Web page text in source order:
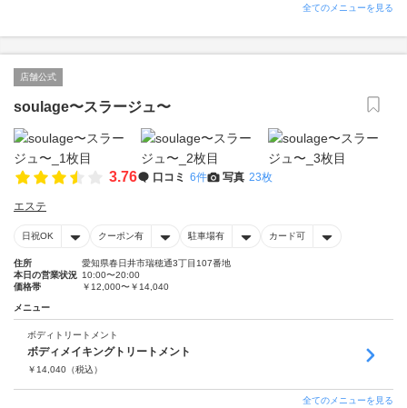
全てのメニューを見る
店舗公式
soulage〜スラージュ〜
3.76 口コミ 6件 写真 23枚
エステ
日祝OK クーポン有 駐車場有 カード可
住所
愛知県春日井市瑞穂通3丁目107番地
本日の営業状況 10:00〜20:00
価格帯
￥12,000〜￥14,040
メニュー
ボディトリートメント
ボディメイキングトリートメント
￥ 14,040 （税込）
全てのメニューを見る